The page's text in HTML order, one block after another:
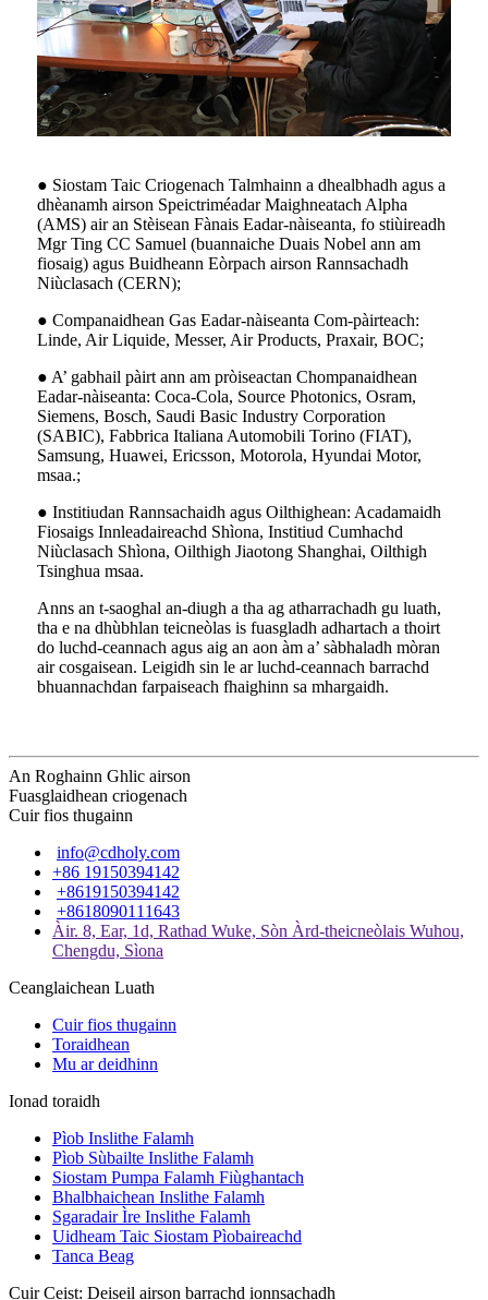
● Siostam Taic Criogenach Talmhainn a dhealbhadh agus a
dhèanamh airson Speictriméadar Maighneatach Alpha
(AMS) air an Stèisean Fànais Eadar-nàiseanta, fo stiùireadh
Mgr Ting CC Samuel (buannaiche Duais Nobel ann am
fiosaig) agus Buidheann Eòrpach airson Rannsachadh
Niùclasach (CERN);
● Companaidhean Gas Eadar-nàiseanta Com-pàirteach:
Linde, Air Liquide, Messer, Air Products, Praxair, BOC;
● A’ gabhail pàirt ann am pròiseactan Chompanaidhean
Eadar-nàiseanta: Coca-Cola, Source Photonics, Osram,
Siemens, Bosch, Saudi Basic Industry Corporation
(SABIC), Fabbrica Italiana Automobili Torino (FIAT),
Samsung, Huawei, Ericsson, Motorola, Hyundai Motor,
msaa.;
● Institiudan Rannsachaidh agus Oilthighean: Acadamaidh
Fiosaigs Innleadaireachd Shìona, Institiud Cumhachd
Niùclasach Shìona, Oilthigh Jiaotong Shanghai, Oilthigh
Tsinghua msaa.
Anns an t-saoghal an-diugh a tha ag atharrachadh gu luath,
tha e na dhùbhlan teicneòlas is fuasgladh adhartach a thoirt
do luchd-ceannach agus aig an aon àm a’ sàbhaladh mòran
air cosgaisean. Leigidh sin le ar luchd-ceannach barrachd
bhuannachdan farpaiseach fhaighinn sa mhargaidh.
An Roghainn Ghlic airson
Fuasglaidhean criogenach
Cuir fios thugainn
info@cdholy.com
+86 19150394142
+8619150394142
+8618090111643
Àir. 8, Ear, 1d, Rathad Wuke, Sòn Àrd-theicneòlais Wuhou,
Chengdu, Sìona
Ceanglaichean Luath
Cuir fios thugainn
Toraidhean
Mu ar deidhinn
Ionad toraidh
Pìob Inslithe Falamh
Pìob Sùbailte Inslithe Falamh
Siostam Pumpa Falamh Fiùghantach
Bhalbhaichean Inslithe Falamh
Sgaradair Ìre Inslithe Falamh
Uidheam Taic Siostam Pìobaireachd
Tanca Beag
Cuir Ceist: Deiseil airson barrachd ionnsachadh